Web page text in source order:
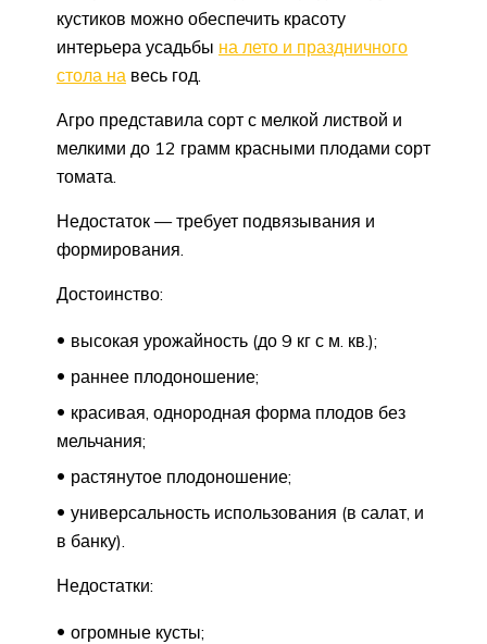
кустиков можно обеспечить красоту
интерьера усадьбы на лето и праздничного
стола на весь год.
Агро представила сорт с мелкой листвой и
мелкими до 12 грамм красными плодами сорт
томата.
Недостаток — требует подвязывания и
формирования.
Достоинство:
высокая урожайность (до 9 кг с м. кв.);
раннее плодоношение;
красивая, однородная форма плодов без
мельчания;
растянутое плодоношение;
универсальность использования (в салат, и
в банку).
Недостатки:
огромные кусты;